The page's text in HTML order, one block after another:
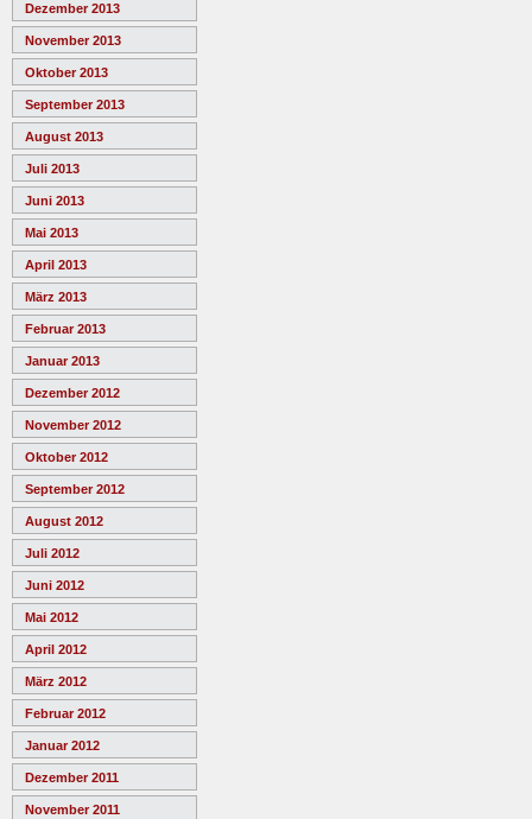
Dezember 2013
November 2013
Oktober 2013
September 2013
August 2013
Juli 2013
Juni 2013
Mai 2013
April 2013
März 2013
Februar 2013
Januar 2013
Dezember 2012
November 2012
Oktober 2012
September 2012
August 2012
Juli 2012
Juni 2012
Mai 2012
April 2012
März 2012
Februar 2012
Januar 2012
Dezember 2011
November 2011